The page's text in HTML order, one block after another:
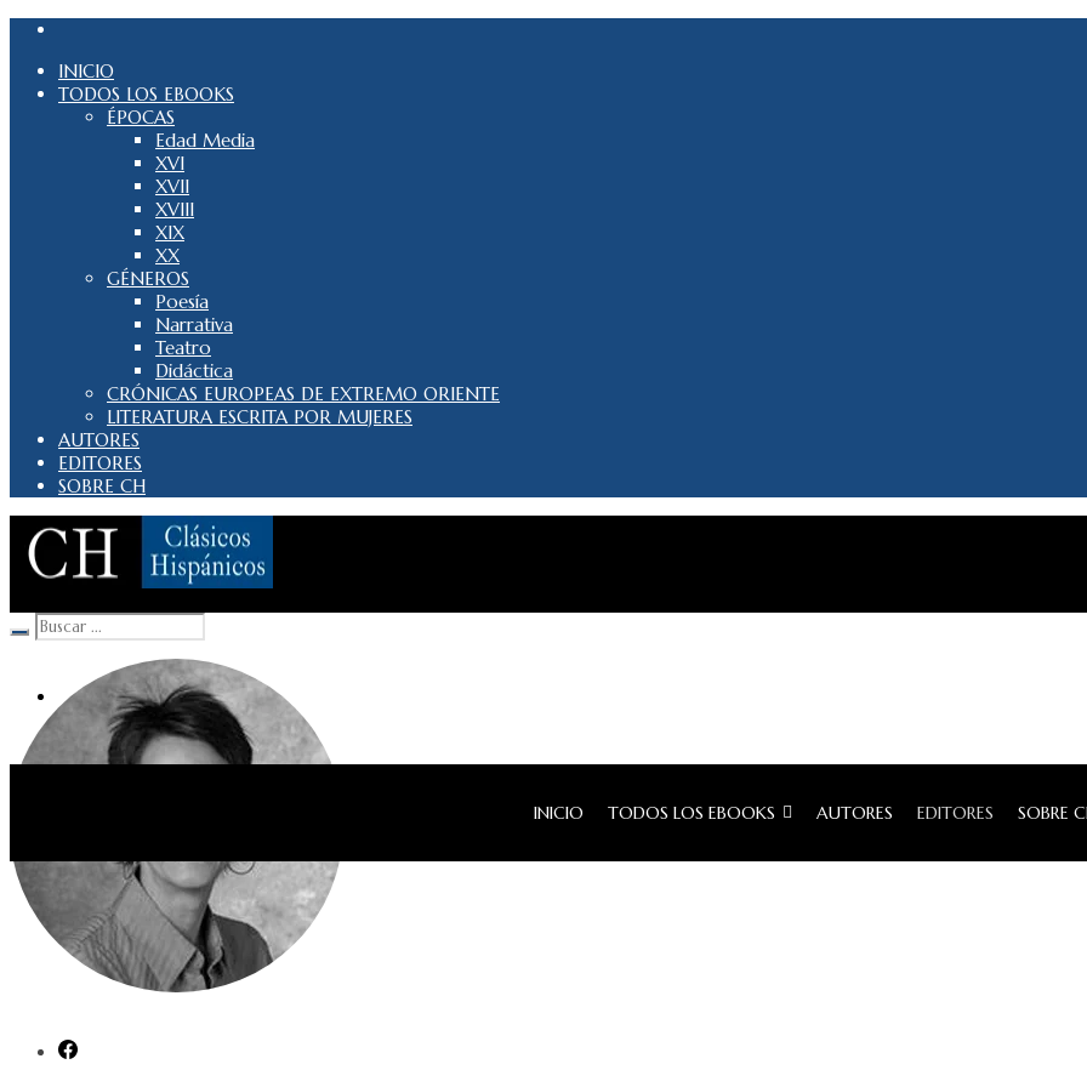
INICIO
TODOS LOS EBOOKS
ÉPOCAS
Edad Media
XVI
XVII
XVIII
XIX
XX
GÉNEROS
Poesía
Narrativa
Teatro
Didáctica
CRÓNICAS EUROPEAS DE EXTREMO ORIENTE
LITERATURA ESCRITA POR MUJERES
AUTORES
EDITORES
SOBRE CH
INICIO TODOS LOS EBOOKS AUTORES EDITORES SOBRE